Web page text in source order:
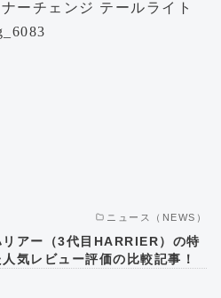
ニュース（NEWS）
アー（3代目HARRIER）の特
気レビュー評価の比較記事！